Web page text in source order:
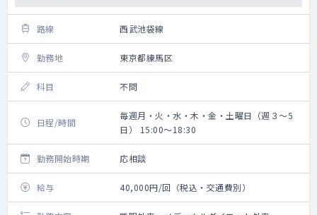
路線 西武池袋線
勤務地 東京都練馬区
科目 不問
日程/時間
毎週月・火・水・木・金・土曜日（週３～5
日） 15:00～18:30
勤務開始時期 応相談
給与 40,000円/回（税込・交通費別）